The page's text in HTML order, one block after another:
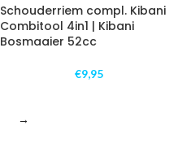
Schouderriem compl. Kibani
Combitool 4in1 | Kibani
Bosmaaier 52cc
€9,95
→